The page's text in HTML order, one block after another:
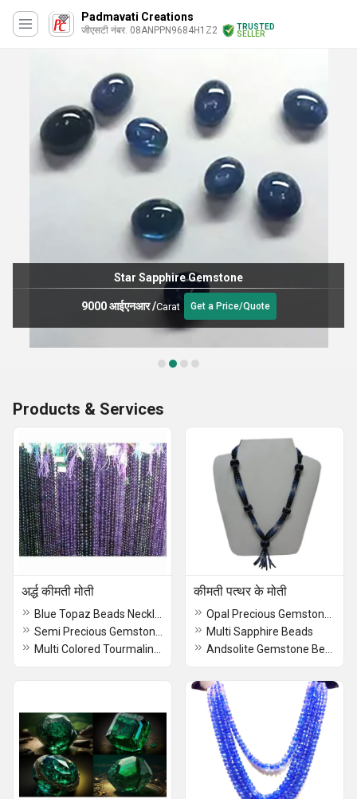
Padmavati Creations
जीएसटी नंबर. 08ANPPN9684H1Z2
TRUSTED
SELLER
Star Sapphire Gemstone
9000 आईएनआर/Carat Get a Price/Quote
Products & Services
अर्द्ध कीमती मोती कीमती पत्थर के मोती
Multi Sapphire Beads